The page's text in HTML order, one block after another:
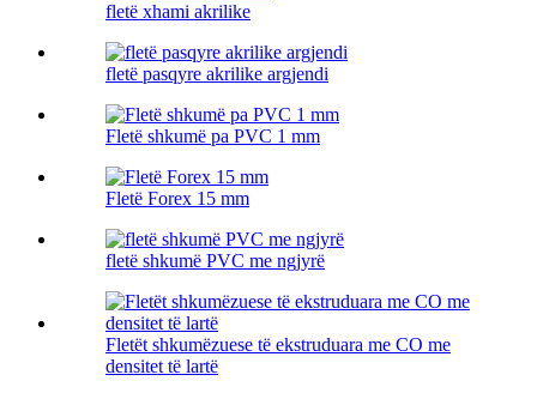
fletë xhami akrilike
fletë pasqyre akrilike argjendi
Fletë shkumë pa PVC 1 mm
Fletë Forex 15 mm
fletë shkumë PVC me ngjyrë
Fletët shkumëzuese të ekstruduara me CO me
densitet të lartë